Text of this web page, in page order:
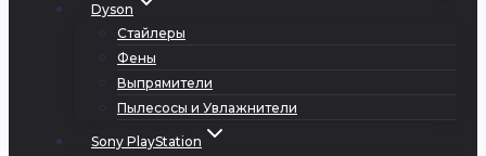
Dyson
Стайлеры
Фены
Выпрямители
Пылесосы и Увлажнители
Sony PlayStation